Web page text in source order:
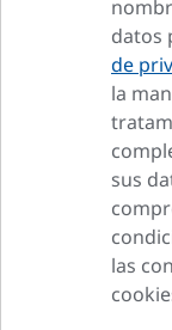
datos
de
la
sus
las